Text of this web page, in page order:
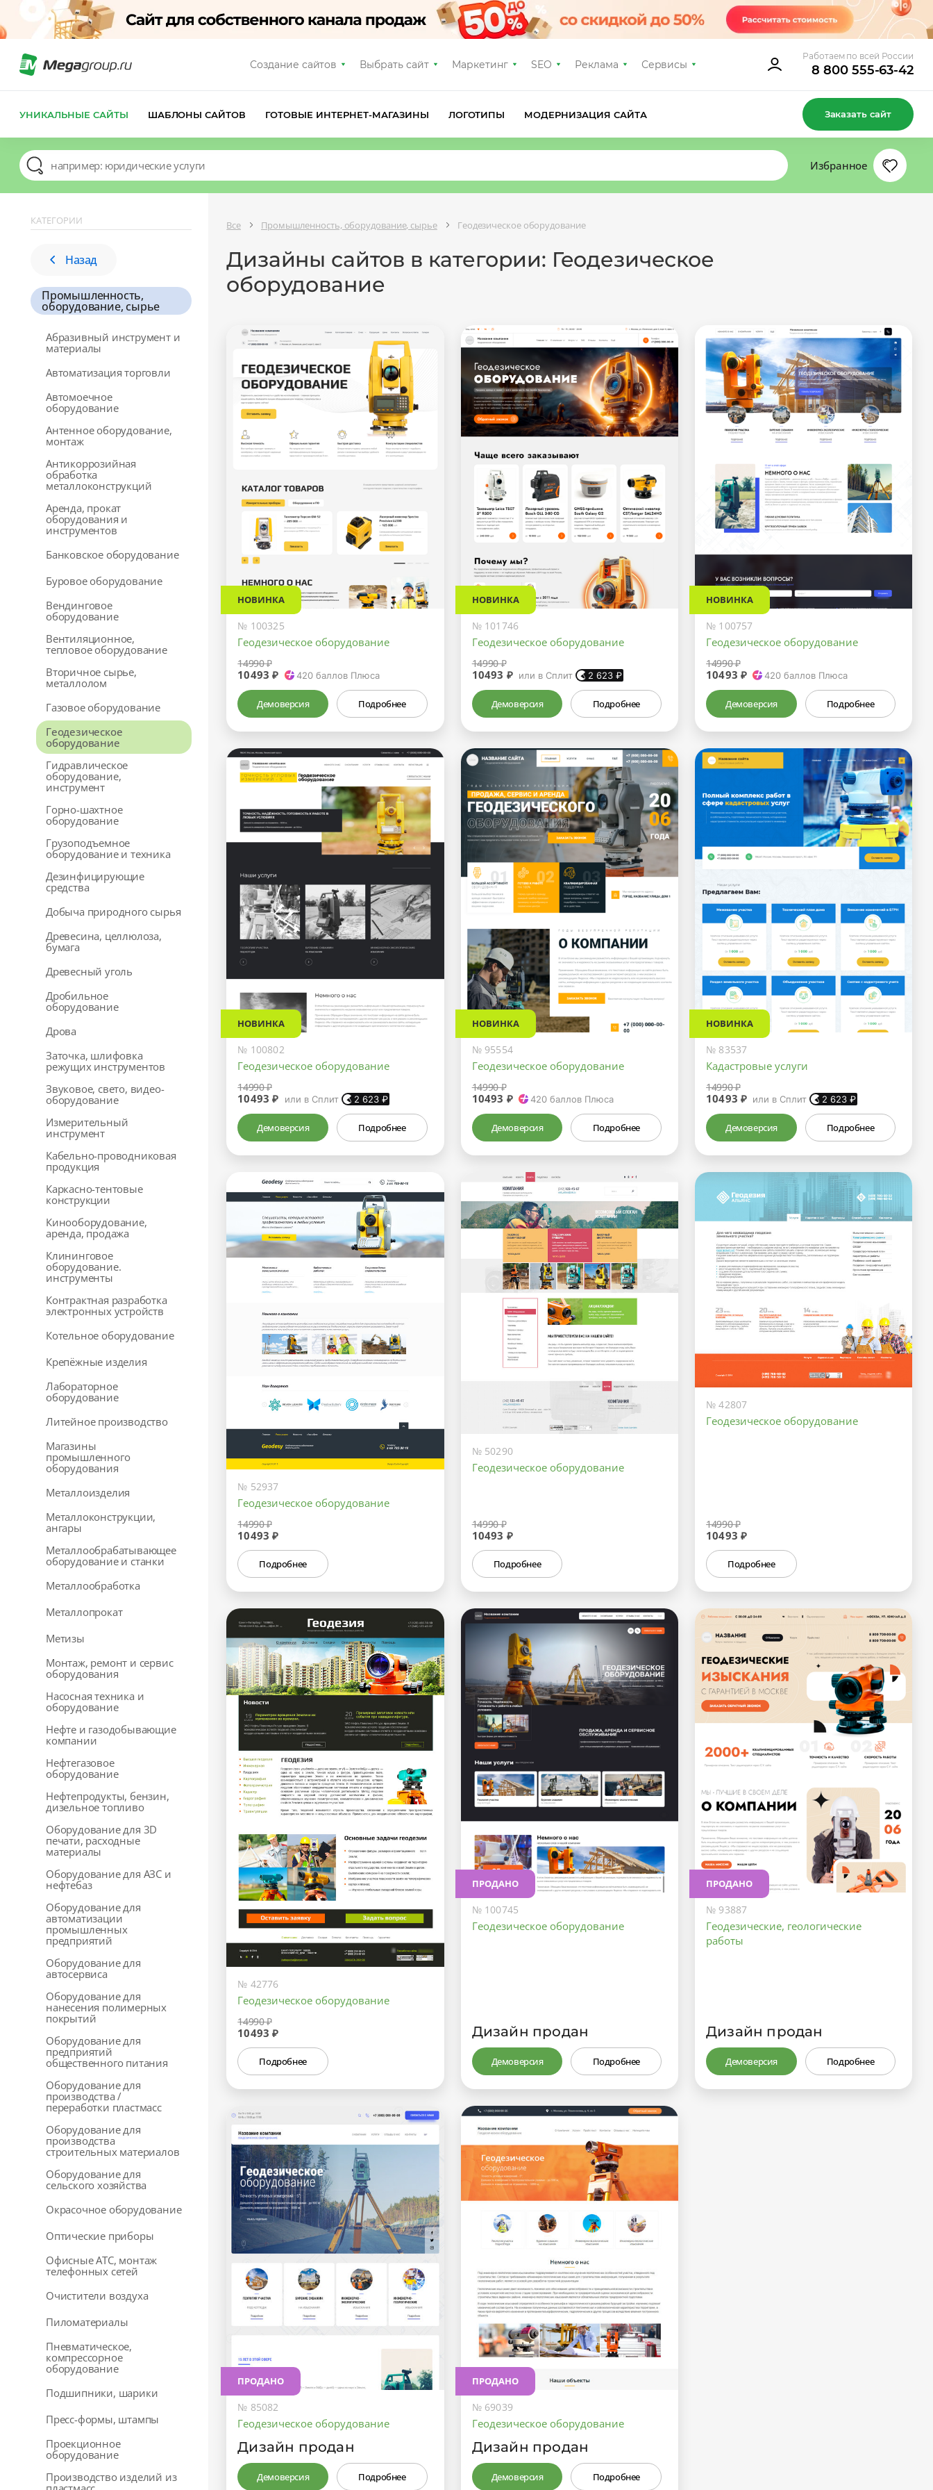
Создание сайтов Выбрать сайт Маркетинг SEO Реклама Сервисы
Работаем по всей России
8 800 555-63-42
УНИКАЛЬНЫЕ САЙТЫ ШАБЛОНЫ САЙТОВ ГОТОВЫЕ ИНТЕРНЕТ-МАГАЗИНЫ ЛОГОТИПЫ МОДЕРНИЗАЦИЯ САЙТА Заказать сайт
Избранное
КАТЕГОРИИ
Назад
Промышленность,
оборудование, сырье
Абразивный инструмент и
материалы
Автоматизация торговли
Автомоечное
оборудование
Антенное оборудование,
монтаж
Антикоррозийная
обработка
металлоконструкций
Аренда, прокат
оборудования и
инструментов
Банковское оборудование
Буровое оборудование
Вендинговое
оборудование
Вентиляционное,
тепловое оборудование
Вторичное сырье,
металлолом
Газовое оборудование
Геодезическое
оборудование
Гидравлическое
оборудование,
инструмент
Горно-шахтное
оборудование
Грузоподъемное
оборудование и техника
Дезинфицирующие
средства
Добыча природного сырья
Древесина, целлюлоза,
бумага
Древесный уголь
Дробильное
оборудование
Дрова
Заточка, шлифовка
режущих инструментов
Звуковое, свето, видео-
оборудование
Измерительный
инструмент
Кабельно-проводниковая
продукция
Каркасно-тентовые
конструкции
Кинооборудование,
аренда, продажа
Клининговое
оборудование.
инструменты
Контрактная разработка
электронных устройств
Котельное оборудование
Крепёжные изделия
Лабораторное
оборудование
Литейное производство
Магазины
промышленного
оборудования
Металлоизделия
Металлоконструкции,
ангары
Металлообрабатывающее
оборудование и станки
Металлообработка
Металлопрокат
Метизы
Монтаж, ремонт и сервис
оборудования
Насосная техника и
оборудование
Нефте и газодобывающие
компании
Нефтегазовое
оборудование
Нефтепродукты, бензин,
дизельное топливо
Оборудование для 3D
печати, расходные
материалы
Оборудование для АЗС и
нефтебаз
Оборудование для
автоматизации
промышленных
предприятий
Оборудование для
автосервиса
Оборудование для
нанесения полимерных
покрытий
Оборудование для
предприятий
общественного питания
Оборудование для
производства /
переработки пластмасс
Оборудование для
производства
строительных материалов
Оборудование для
сельского хозяйства
Окрасочное оборудование
Оптические приборы
Офисные АТС, монтаж
телефонных сетей
Очистители воздуха
Пиломатериалы
Пневматическое,
компрессорное
оборудование
Подшипники, шарики
Пресс-формы, штампы
Проекционное
оборудование
Производство изделий из
Все Промышленность, оборудование, сырье Геодезическое оборудование
Дизайны сайтов в категории: Геодезическое
оборудование
НОВИНКА
№ 100325
Геодезическое оборудование
14990 ₽
10493 ₽ 420баллов Плюса
Демоверсия Подробнее
НОВИНКА
№ 101746
Геодезическое оборудование
14990 ₽
10493 ₽ или в Сплит 2 623 ₽
Демоверсия Подробнее
НОВИНКА
№ 100757
Геодезическое оборудование
14990 ₽
10493 ₽ 420 баллов Плюса
Демоверсия Подробнее
НОВИНКА
№ 100802
Геодезическое оборудование
14990 ₽
10493 ₽ или в Сплит 2 623₽
Демоверсия Подробнее
НОВИНКА
№ 95554
Геодезическое оборудование
14990 ₽
10493 ₽ 420 баллов Плюса
Демоверсия Подробнее
НОВИНКА
№ 83537
Кадастровые услуги
14990 ₽
10493 ₽ или в Сплит 2 623 ₽
Демоверсия Подробнее
№ 52937
Геодезическое оборудование
14990 ₽
10493 ₽
Подробнее
№ 50290
Геодезическое оборудование
14990 ₽
10493 ₽
Подробнее
№ 42807
Геодезическое оборудование
14990 ₽
10493 ₽
Подробнее
№ 42776
Геодезическое оборудование
14990 ₽
10493 ₽
Подробнее
ПРОДАНО
№ 100745
Геодезическое оборудование
Дизайн продан
Демоверсия Подробнее
ПРОДАНО
№ 93887
Геодезические, геологические
работы
Дизайн продан
Демоверсия Подробнее
ПРОДАНО
№ 85082
Геодезическое оборудование
Дизайн продан
Демоверсия Подробнее
ПРОДАНО
№ 69039
Геодезическое оборудование
Дизайн продан
Демоверсия Подробнее